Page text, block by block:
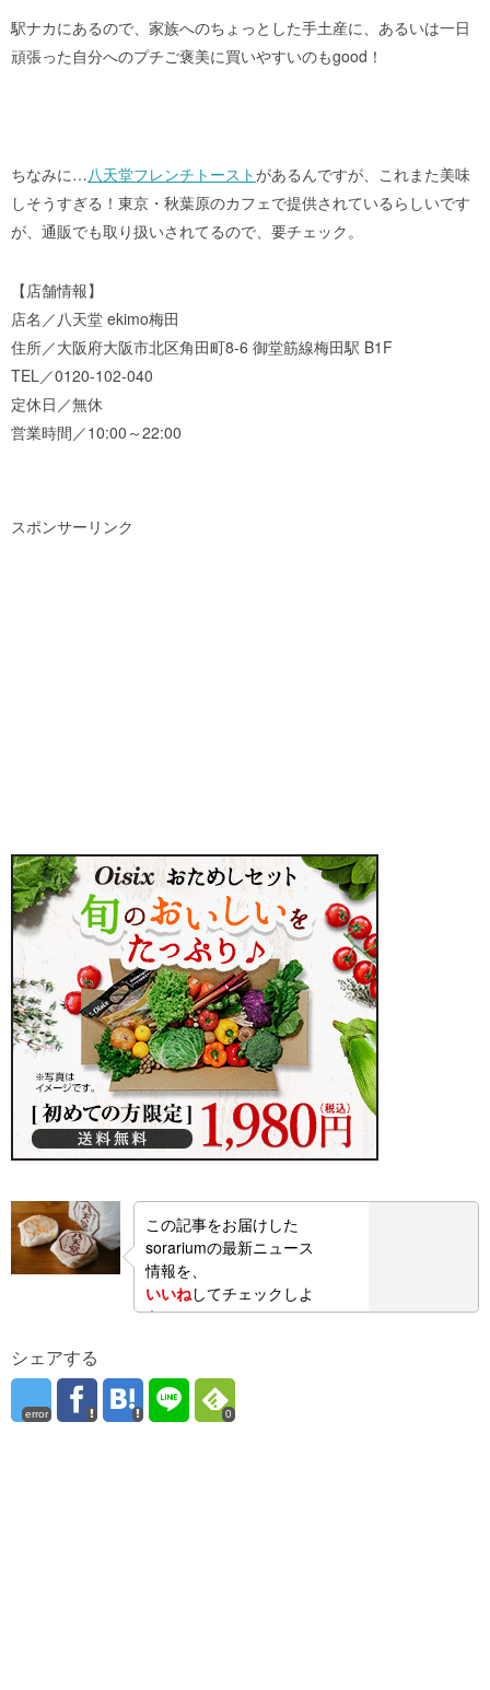
駅ナカにあるので、家族へのちょっとした手土産に、あるいは一日
頑張った自分へのプチご褒美に買いやすいのもgood！
ちなみに…八天堂フレンチトーストがあるんですが、これまた美味
しそうすぎる！東京・秋葉原のカフェで提供されているらしいです
が、通販でも取り扱いされてるので、要チェック。
【店舗情報】
店名／八天堂 ekimo梅田
住所／大阪府大阪市北区角田町8-6 御堂筋線梅田駅 B1F
TEL／0120-102-040
定休日／無休
営業時間／10:00～22:00
スポンサーリンク
この記事をお届けした
sorariumの最新ニュース
情報を、
いいねしてチェックしよ
う！
シェアする
error 0